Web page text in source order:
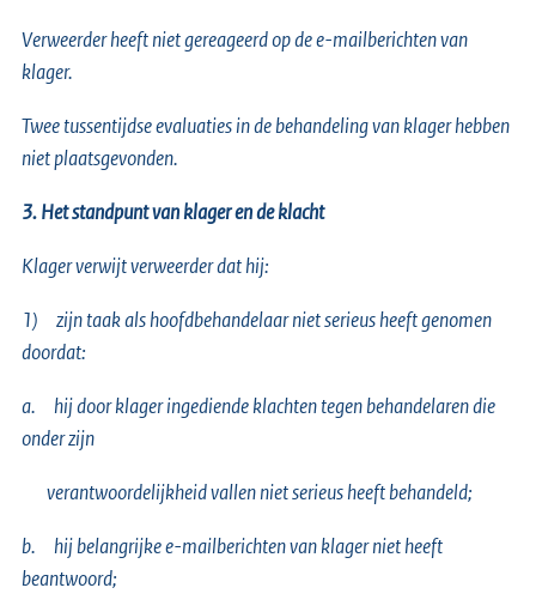
Verweerder heeft niet gereageerd op de e-mailberichten van
klager.
Twee tussentijdse evaluaties in de behandeling van klager hebben
niet plaatsgevonden.
3. Het standpunt van klager en de klacht
Klager verwijt verweerder dat hij:
1) zijn taak als hoofdbehandelaar niet serieus heeft genomen
doordat:
a. hij door klager ingediende klachten tegen behandelaren die
onder zijn
verantwoordelijkheid vallen niet serieus heeft behandeld;
b. hij belangrijke e-mailberichten van klager niet heeft
beantwoord;